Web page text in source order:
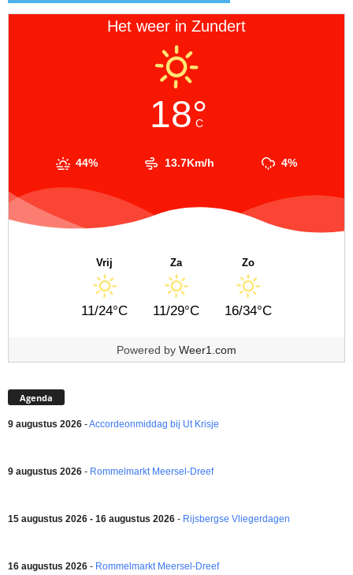
Het weer in Zundert
18°
C
44% 13.7Km/h 4%
Vrij
11/24°C
Za
11/29°C
Zo
16/34°C
Powered by Weer1.com
Agenda
9 augustus 2026 -Accordeonmiddag bij Ut Krisje
9 augustus 2026 - Rommelmarkt Meersel-Dreef
15 augustus 2026 - 16 augustus 2026 - Rijsbergse Vliegerdagen
16 augustus 2026 - Rommelmarkt Meersel-Dreef